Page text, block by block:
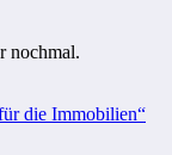
nochmal.
die Immobilien“